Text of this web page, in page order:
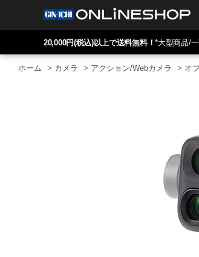
20,000円(税込)以上で送料無料！*大型商品/
ホーム > カメラ > アクション/Webカメラ > オ